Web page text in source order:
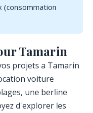
(consommation
Tamarin
projets a Tamarin
voiture
une berline
d'explorer les